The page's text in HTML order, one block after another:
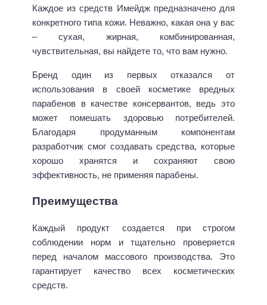
Каждое из средств Имейдж предназначено для
конкретного типа кожи. Неважно, какая она у вас
– сухая, жирная, комбинированная,
чувствительная, вы найдете то, что вам нужно.
Бренд один из первых отказался от
использования в своей косметике вредных
парабенов в качестве консервантов, ведь это
может помешать здоровью потребителей.
Благодаря продуманным компонентам
разработчик смог создавать средства, которые
хорошо хранятся и сохраняют свою
эффективность, не применяя парабены.
Преимущества
Каждый продукт создается при строгом
соблюдении норм и тщательно проверяется
перед началом массового производства. Это
гарантирует качество всех косметических
средств.